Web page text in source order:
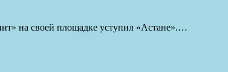
на своей площадке уступил «Астане».…